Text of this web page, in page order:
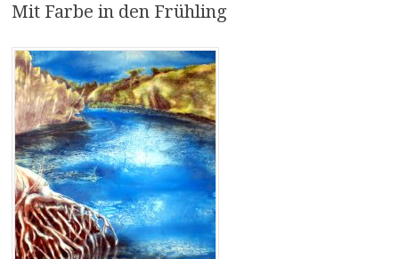
Mit Farbe in den Frühling